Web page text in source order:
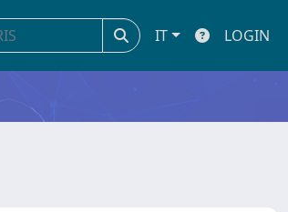
IT LOGIN